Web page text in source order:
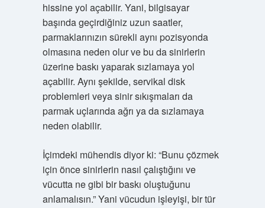
hissine yol açabilir. Yani, bilgisayar
başında geçirdiğiniz uzun saatler,
parmaklarınızın sürekli aynı pozisyonda
olmasına neden olur ve bu da sinirlerin
üzerine baskı yaparak sızlamaya yol
açabilir. Aynı şekilde, servikal disk
problemleri veya sinir sıkışmaları da
parmak uçlarında ağrı ya da sızlamaya
neden olabilir.
İçimdeki mühendis diyor ki: “Bunu çözmek
için önce sinirlerin nasıl çalıştığını ve
vücutta ne gibi bir baskı oluştuğunu
anlamalısın.” Yani vücudun işleyişi, bir tür